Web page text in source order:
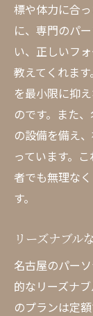
標や体力に合
に、専門のパ
い、正しいフ
教えてくれま
を最小限に抑
のです。また
の設備を備え
っています。
者でも無理な
す。
リーズナブル
名古屋のパー
的なリーズナ
のプランは定